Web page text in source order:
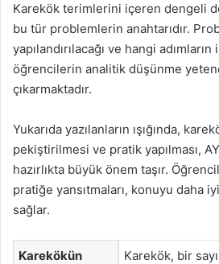
Karekök terimlerini içeren dengeli
bu tür problemlerin anahtarıdır.
yapılandırılacağı ve hangi
öğrencilerin analitik düşünme
çıkarmaktadır.
Yukarıda yazılanların ışığında,
pekiştirilmesi ve pratik yapılması,
hazırlıkta büyük önem taşır.
pratiğe yansıtmaları, konuyu daha
sağlar.
Karekökün
Karekök, bir